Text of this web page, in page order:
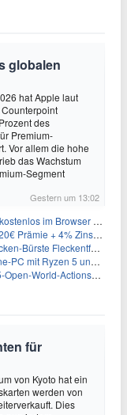
globalen
hat Apple laut
des
Premium-
Vor allem die hohe
das Wachstum
Segment
Gestern um 13:02
im Browser spielen
+ 4% Zinsen p.a. (6 Monate)
250 ml für 1,25€
5 und 1 TB SSD für 699€
Actionspiel für 55,65€
für
von Kyoto hat ein
werden von
Dies